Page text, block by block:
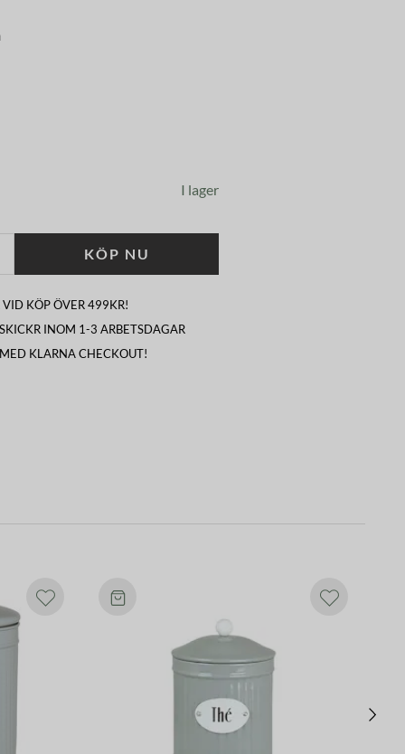
I lager
KÖP NU
VID KÖP ÖVER 499KR!
INOM 1-3 ARBETSDAGAR
KLARNA CHECKOUT!